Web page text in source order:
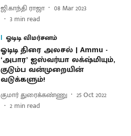
ஜி.காந்தி ராஜா
08 Mar 2023
3 min read
ஓடிடி விமர்சனம்
ஓடிடி திரை அலசல் | Ammu -
‘அபார’ ஐஸ்வர்யா லக்‌ஷ்மியும்,
குடும்ப வன்முறையின்
வடுக்களும்!
குமார் துரைக்கண்ணு
25 Oct 2022
2 min read